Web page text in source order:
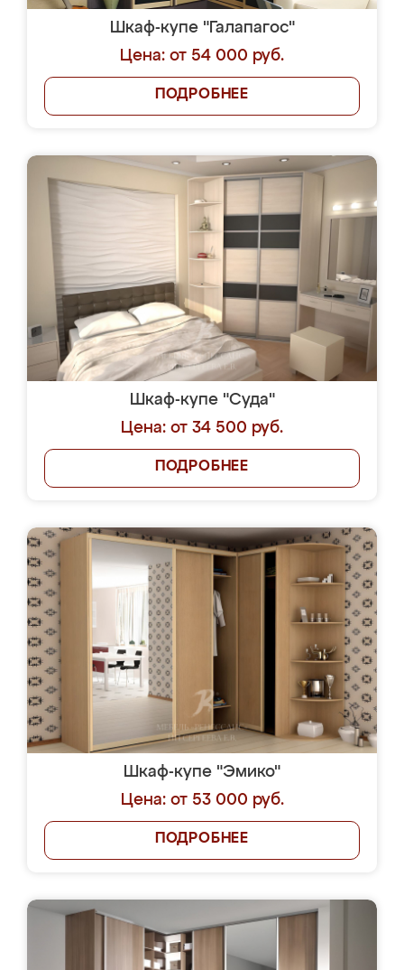
Шкаф-купе "Галапагос"
Цена: от 54 000 руб.
ПОДРОБНЕЕ
Шкаф-купе "Суда"
Цена: от 34 500 руб.
ПОДРОБНЕЕ
Шкаф-купе "Эмико"
Цена: от 53 000 руб.
ПОДРОБНЕЕ